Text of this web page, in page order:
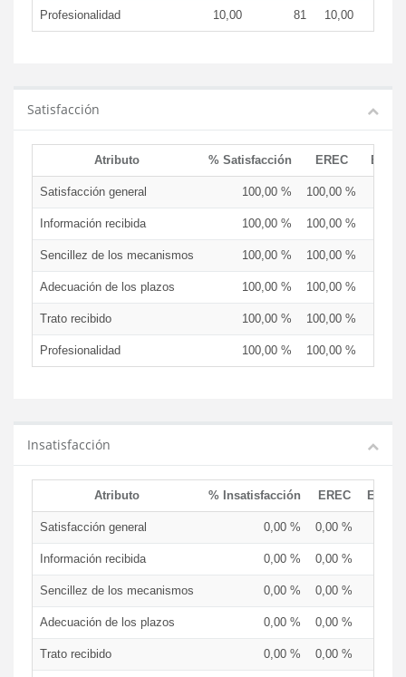
Profesionalidad 10,00 81 10,00
Satisfacción
Atributo % Satisfacción EREC
Satisfacción general 100,00 % 100,00 %
Información recibida 100,00 % 100,00 %
Sencillez de los mecanismos 100,00 % 100,00 %
Adecuación de los plazos 100,00 % 100,00 %
Trato recibido 100,00 % 100,00 %
Profesionalidad 100,00 % 100,00 %
Insatisfacción
Atributo % Insatisfacción EREC
Satisfacción general 0,00 % 0,00 %
Información recibida 0,00 % 0,00 %
Sencillez de los mecanismos 0,00 % 0,00 %
Adecuación de los plazos 0,00 % 0,00 %
Trato recibido 0,00 % 0,00 %